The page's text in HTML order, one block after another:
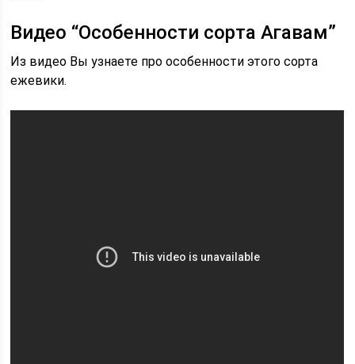
Видео “Особенности сорта Агавам”
Из видео Вы узнаете про особенности этого сорта
ежевики.